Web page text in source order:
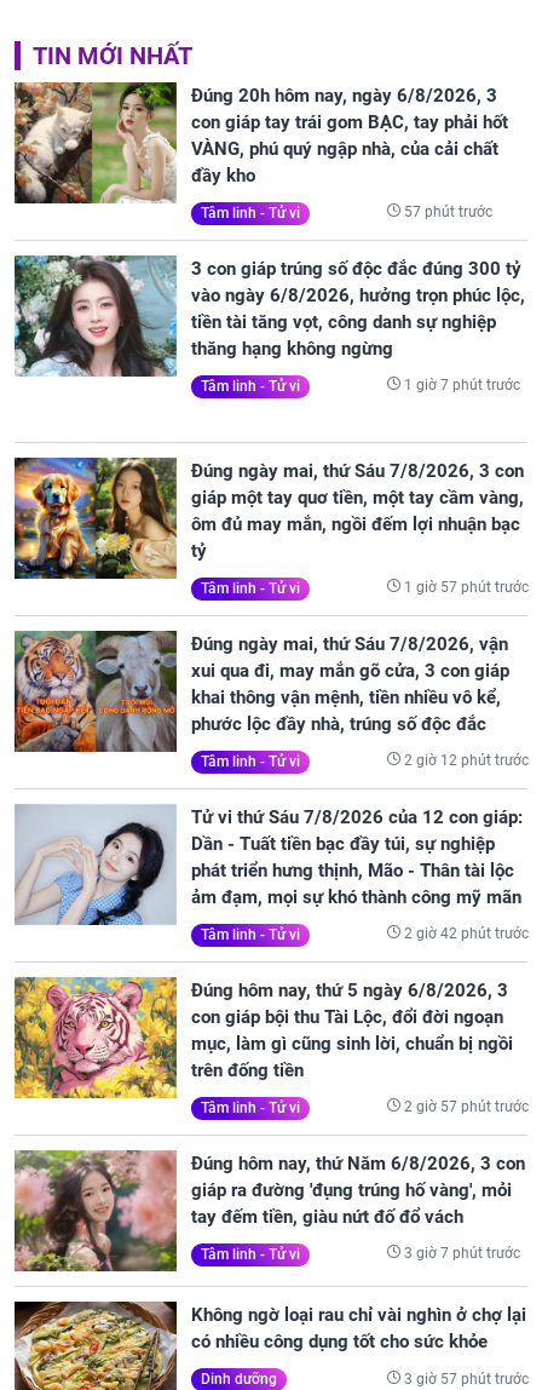
TIN MỚI NHẤT
Đúng 20h hôm nay, ngày 6/8/2026, 3
con giáp tay trái gom BẠC, tay phải hốt
VÀNG, phú quý ngập nhà, của cải chất
đầy kho
Tâm linh - Tử vi 57 phút trước
3 con giáp trúng số độc đắc đúng 300 tỷ
vào ngày 6/8/2026, hưởng trọn phúc lộc,
tiền tài tăng vọt, công danh sự nghiệp
thăng hạng không ngừng
Tâm linh - Tử vi 1 giờ 7 phút trước
Đúng ngày mai, thứ Sáu 7/8/2026, 3 con
giáp một tay quơ tiền, một tay cầm vàng,
ôm đủ may mắn, ngồi đếm lợi nhuận bạc
tỷ
Tâm linh - Tử vi 1 giờ 57 phút trước
Đúng ngày mai, thứ Sáu 7/8/2026, vận
xui qua đi, may mắn gõ cửa, 3 con giáp
khai thông vận mệnh, tiền nhiều vô kể,
phước lộc đầy nhà, trúng số độc đắc
Tâm linh - Tử vi 2 giờ 12 phút trước
Tử vi thứ Sáu 7/8/2026 của 12 con giáp:
Dần - Tuất tiền bạc đầy túi, sự nghiệp
phát triển hưng thịnh, Mão - Thân tài lộc
ảm đạm, mọi sự khó thành công mỹ mãn
Tâm linh - Tử vi 2 giờ 42 phút trước
Đúng hôm nay, thứ 5 ngày 6/8/2026, 3
con giáp bội thu Tài Lộc, đổi đời ngoạn
mục, làm gì cũng sinh lời, chuẩn bị ngồi
trên đống tiền
Tâm linh - Tử vi 2 giờ 57 phút trước
Đúng hôm nay, thứ Năm 6/8/2026, 3 con
giáp ra đường 'đụng trúng hố vàng', mỏi
tay đếm tiền, giàu nứt đố đổ vách
Tâm linh - Tử vi 3 giờ 7 phút trước
Không ngờ loại rau chỉ vài nghìn ở chợ lại
có nhiều công dụng tốt cho sức khỏe
Dinh dưỡng 3 giờ 57 phút trước